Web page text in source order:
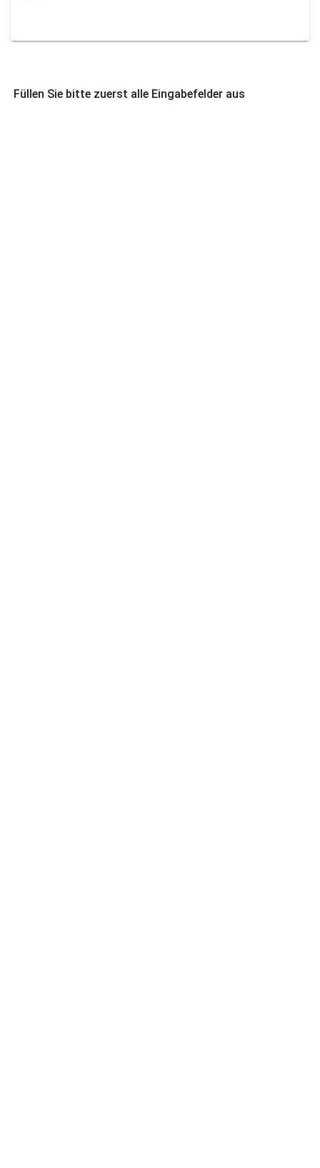
Füllen Sie bitte zuerst alle Eingabefelder aus